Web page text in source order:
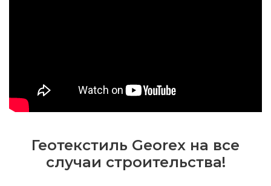
Геотекстиль Georex на все
случаи строительства!